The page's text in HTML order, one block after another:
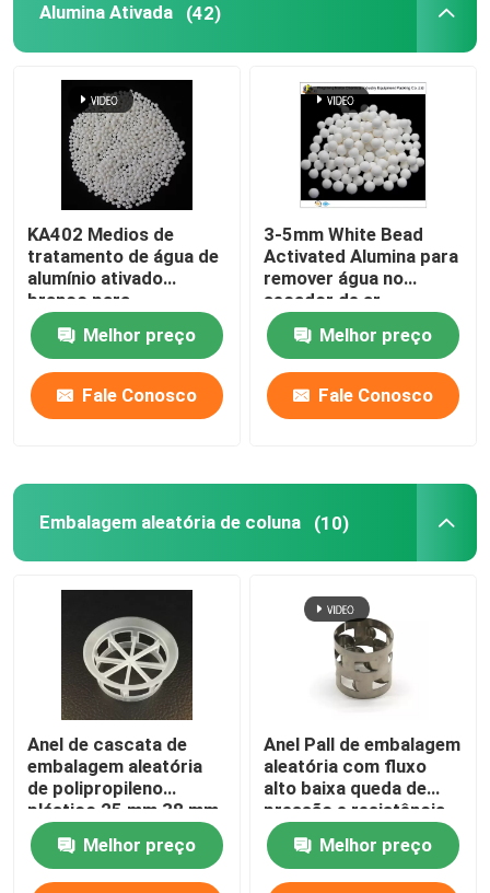
Alumina Ativada (42)
KA402 Medios de
tratamento de água de
alumínio ativado
branco para
desfluorificação
Melhor preço
Fale Conosco
3-5mm White Bead
Activated Alumina para
remover água no
secador de ar
Melhor preço
Fale Conosco
Embalagem aleatória de coluna (10)
Anel de cascata de
embalagem aleatória
de polipropileno
plástico 25 mm 38 mm
50 mm 76 mm
Melhor preço
Anel Pall de embalagem
aleatória com fluxo
alto baixa queda de
pressão e resistência
Melhor preço